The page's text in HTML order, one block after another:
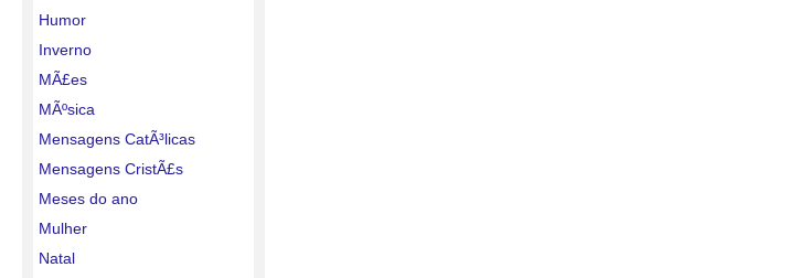
Humor
Inverno
MÃ£es
MÃºsica
Mensagens CatÃ³licas
Mensagens CristÃ£s
Meses do ano
Mulher
Natal